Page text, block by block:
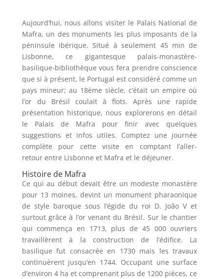
Aujourd’hui, nous allons visiter le Palais National de
Mafra, un des monuments les plus imposants de la
péninsule ibérique. Situé à seulement 45 min de
Lisbonne, ce gigantesque palais-monastère-
basilique-bibliothèque vous fera prendre conscience
que si à présent, le Portugal est considéré comme un
pays mineur; au 18ème siècle, c’était un empire où
l’or du Brésil coulait à flots. Après une rapide
présentation historique, nous explorerons en détail
le Palais de Mafra pour finir avec quelques
suggestions et infos utiles. Comptez une journée
complète pour cette visite en comptant l’aller-
retour entre Lisbonne et Mafra et le déjeuner.
Histoire de Mafra
Ce qui au début devait être un modeste monastère
pour 13 moines, devint un monument pharaonique
de style baroque sous l’égide du roi D. João V et
surtout grâce à l’or venant du Brésil. Sur le chantier
qui commença en 1713, plus de 45 000 ouvriers
travaillèrent à la construction de l’édifice. La
basilique fut consacrée en 1730 mais les travaux
continuèrent jusqu’en 1744. Occupant une surface
d’environ 4 ha et comprenant plus de 1200 pièces, ce